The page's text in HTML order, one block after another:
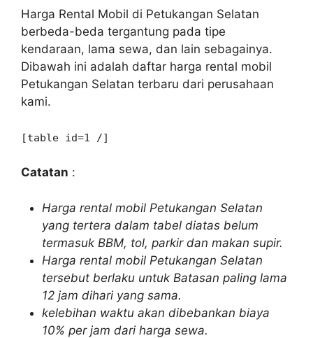
Harga Rental Mobil di Petukangan Selatan
berbeda-beda tergantung pada tipe
kendaraan, lama sewa, dan lain sebagainya.
Dibawah ini adalah daftar harga rental mobil
Petukangan Selatan terbaru dari perusahaan
kami.
[table id=1 /]
Catatan :
Harga rental mobil Petukangan Selatan
yang tertera dalam tabel diatas belum
termasuk BBM, tol, parkir dan makan supir.
Harga rental mobil Petukangan Selatan
tersebut berlaku untuk Batasan paling lama
12 jam dihari yang sama.
kelebihan waktu akan dibebankan biaya
10% per jam dari harga sewa.